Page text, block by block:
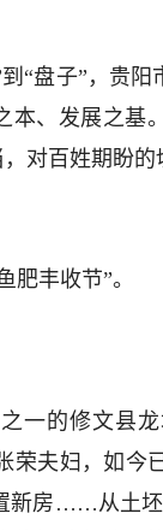
“盘子”，贵
本、发展之基
对百姓期盼的
肥丰收节”。
一的修文县
荣夫妇，如今
新房……从土